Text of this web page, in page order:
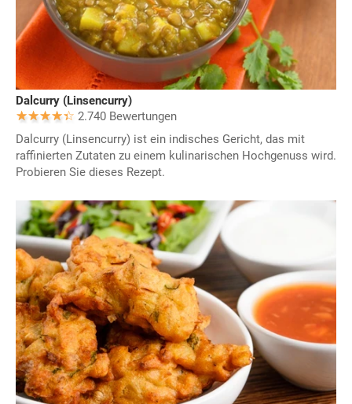
Dalcurry (Linsencurry)
2.740 Bewertungen
Dalcurry (Linsencurry) ist ein indisches Gericht, das mit
raffinierten Zutaten zu einem kulinarischen Hochgenuss wird.
Probieren Sie dieses Rezept.